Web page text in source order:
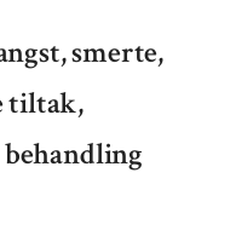
smerte,
tiltak,